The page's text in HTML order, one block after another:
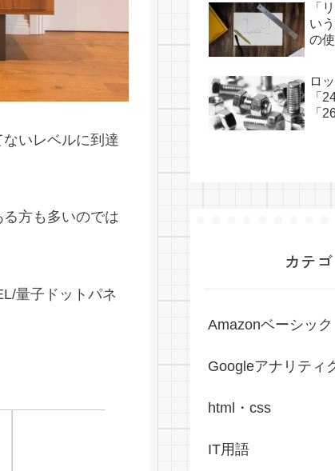
いレベルに到達
方も多いのでは
量子ドットパネ
「
い
の
ロ
「
「
カテ
Amazonベーシック
Googleアナリティ
html・css
IT用語